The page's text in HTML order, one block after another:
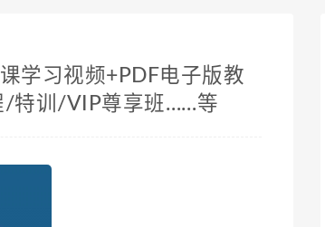
学习视频+PDF电子版教
/特训/VIP尊享班……等